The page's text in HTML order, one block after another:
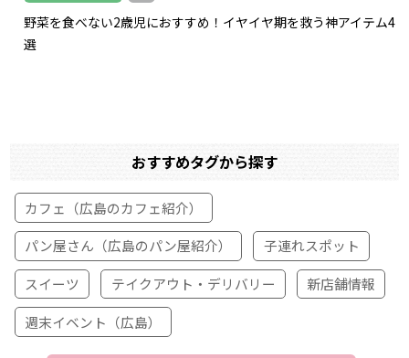
野菜を食べない2歳児におすすめ！イヤイヤ期を救う神アイテム4
選
おすすめタグから探す
カフェ（広島のカフェ紹介）
パン屋さん（広島のパン屋紹介）
子連れスポット
スイーツ
テイクアウト・デリバリー
新店舗情報
週末イベント（広島）